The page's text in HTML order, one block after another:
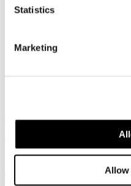
Statistics
Marketing
Allow
2026
Federalismo fiscale: a rischio i
Anav e Asstra: “Servono
associazioni che in Italia
del ddl sul federalismo fiscale
l'attuale impianto normativo
economico-finanziario del
l'adeguatezza dei servizi su